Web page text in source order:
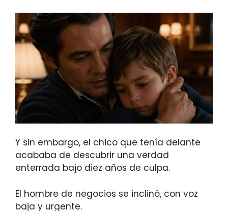
Y sin embargo, el chico que tenía delante
acababa de descubrir una verdad
enterrada bajo diez años de culpa.
El hombre de negocios se inclinó, con voz
baja y urgente.